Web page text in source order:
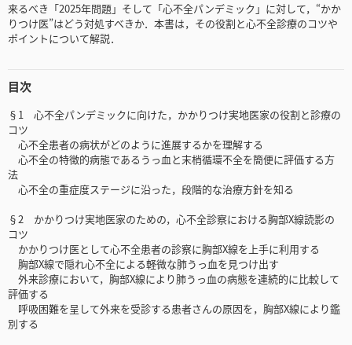
来るべき「2025年問題」そして「心不全パンデミック」に対して，“かか
りつけ医”はどう対処すべきか．本書は，その役割と心不全診療のコツや
ポイントについて解説．
目次
§1 心不全パンデミックに向けた，かかりつけ実地医家の役割と診療の
コツ
心不全患者の病状がどのように進展するかを理解する
心不全の特徴的病態であるうっ血と末梢循環不全を簡便に評価する方
法
心不全の重症度ステージに沿った，段階的な治療方針を知る
§2 かかりつけ実地医家のための，心不全診察における胸部X線読影の
コツ
かかりつけ医として心不全患者の診察に胸部X線を上手に利用する
胸部X線で隠れ心不全による軽微な肺うっ血を見つけ出す
外来診療において，胸部X線により肺うっ血の病態を連続的に比較して
評価する
呼吸困難を呈して外来を受診する患者さんの原因を，胸部X線により鑑
別する